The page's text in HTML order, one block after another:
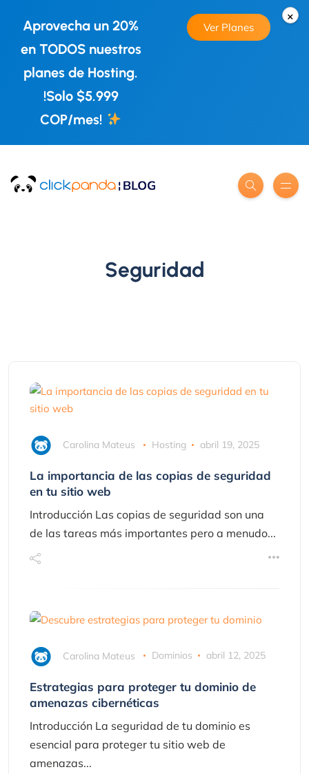
×
Aprovecha un 20%
en TODOS nuestros
planes de Hosting.
!Solo $5.999
COP/mes!
Ver Planes
Seguridad
Carolina Mateus Hosting abril 19, 2025
La importancia de las copias de seguridad
en tu sitio web
Introducción Las copias de seguridad son una
de las tareas más importantes pero a menudo...
Carolina Mateus Dominios abril 12, 2025
Estrategias para proteger tu dominio de
amenazas cibernéticas
Introducción La seguridad de tu dominio es
esencial para proteger tu sitio web de
amenazas...